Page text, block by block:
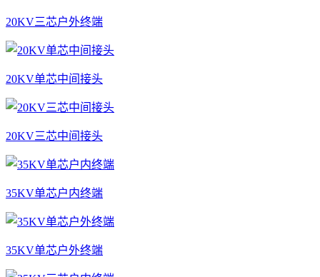
20KV三芯户外终端
20KV单芯中间接头
20KV三芯中间接头
35KV单芯户内终端
35KV单芯户外终端